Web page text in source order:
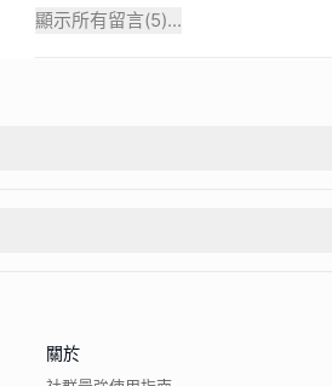
顯示所有留言(5)...
關於